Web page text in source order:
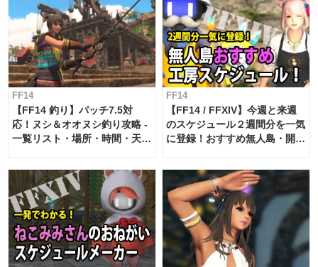
FF14
【FF14 釣り】パッチ7.5対
応！ヌシ＆オオヌシ釣り攻略 -
一覧リスト・場所・時間・天
FF14
【FF14 / FFXIV】今週と来週
のスケジュール２週間分を一気
に登録！おすすめ無人島・開拓